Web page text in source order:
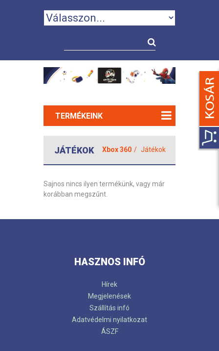
TERMÉKEINK
JÁTÉKOK Xbox 360 Játékok
Sajnos nincs ilyen termékünk, vagy már
korábban megszűnt.
HASZNOS INFÓ
Hírek
Megjelenések
Szállítás infó
Adatvédelmi nyilatkozat
ÁSZF